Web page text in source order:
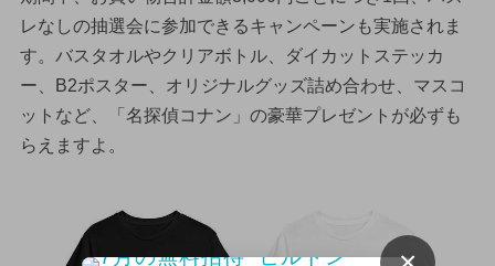
レなしの抽選会に参加できるキャンペーンも実施されま
す。バスタオルやクリアボトル、ダイカットステッカ
ー、B2ポスター、オリジナルグッズ詰め合わせ、マスコ
ットなど、「名探偵コナン」の豪華プレゼントが必ずも
らえますよ。